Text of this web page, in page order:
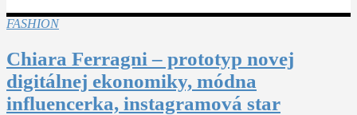
FASHION
Chiara Ferragni – prototyp novej
digitálnej ekonomiky, módna
influencerka, instagramová star